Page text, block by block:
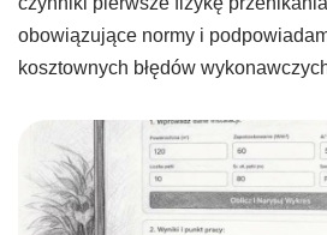
obowiązujące normy i
kosztownych błędów